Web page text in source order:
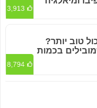
3,913
טוב יותר?
בכמות
8,794